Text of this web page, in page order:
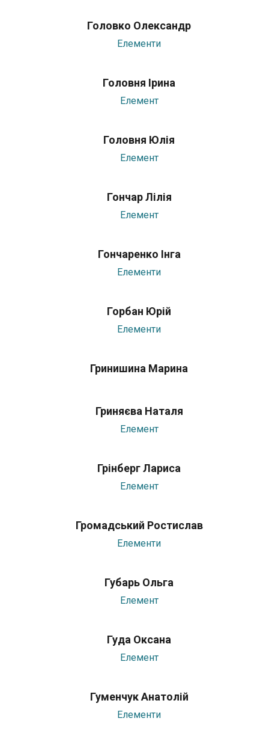
Головко Олександр
Елементи
Головня Ірина
Елемент
Головня Юлія
Елемент
Гончар Лілія
Елемент
Гончаренко Інга
Елементи
Горбан Юрій
Елементи
Гринишина Марина
Гриняєва Наталя
Елемент
Грінберг Лариса
Елемент
Громадський Ростислав
Елементи
Губарь Ольга
Елемент
Гуда Оксана
Елемент
Гуменчук Анатолій
Елементи